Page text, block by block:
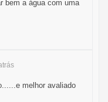
bem a água com uma
melhor avaliado